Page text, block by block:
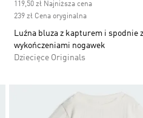
119,50 zł Najniższa cena
239 zł Cena oryginalna
Luźna bluza z kapturem i spodnie
wykończeniami nogawek
Dziecięce Originals
Dodaj do listy życzeń